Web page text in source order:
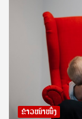
ຂ່າວໜ້າໜຶ່ງ